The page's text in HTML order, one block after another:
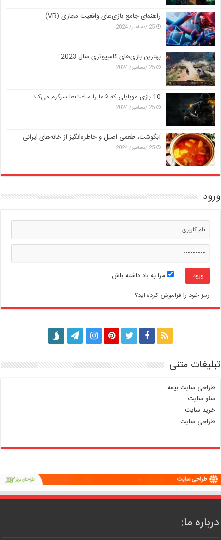
راهنمای جامع بازی‌های واقعیت مجازی (VR)
25 /دسامبر/ 2024
بهترین بازی‌های کامپیوتری سال 2023
25 /دسامبر/ 2024
10 بازی موبایلی که شما را ساعت‌ها سرگرم می‌کند
25 /دسامبر/ 2024
آبگوشت، طعمی اصیل و خاطره‌انگیز از خانه‌های ایرانی
25 /دسامبر/ 2024
ورود
مرا به یاد داشته باش
رمز خود را فراموش کرده اید؟
تبلیغات متنی
طراحی سایت بیمه
سئو سایت
خرید سایت
طراحی سایت
درباره ما: